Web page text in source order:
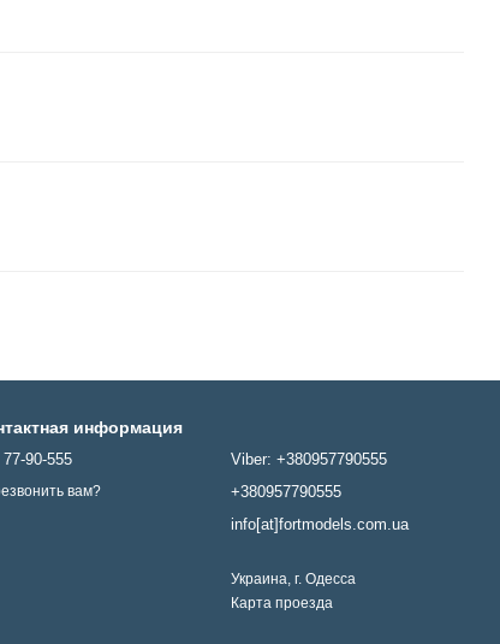
информация
90-555
вам?
Viber: +380957790555
+380957790555
info[at]fortmodels.com.ua
Украина, г. Одесса
Карта проезда